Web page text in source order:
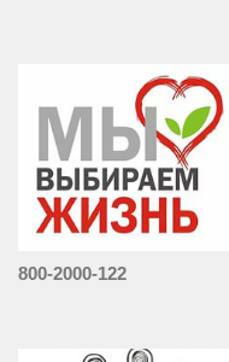
800-2000-122